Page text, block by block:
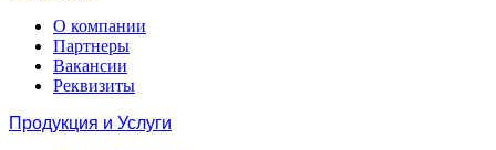
О компании
Партнеры
Вакансии
Реквизиты
Продукция и Услуги